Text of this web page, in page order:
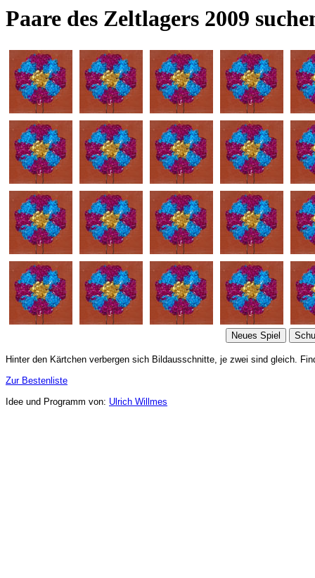
Paare des Zeltlagers 2009
Hinter den Kärtchen verbergen sich Bildausschnitte, je zwei sind gleich.
Zur Bestenliste
Idee und Programm von: Ulrich Willmes